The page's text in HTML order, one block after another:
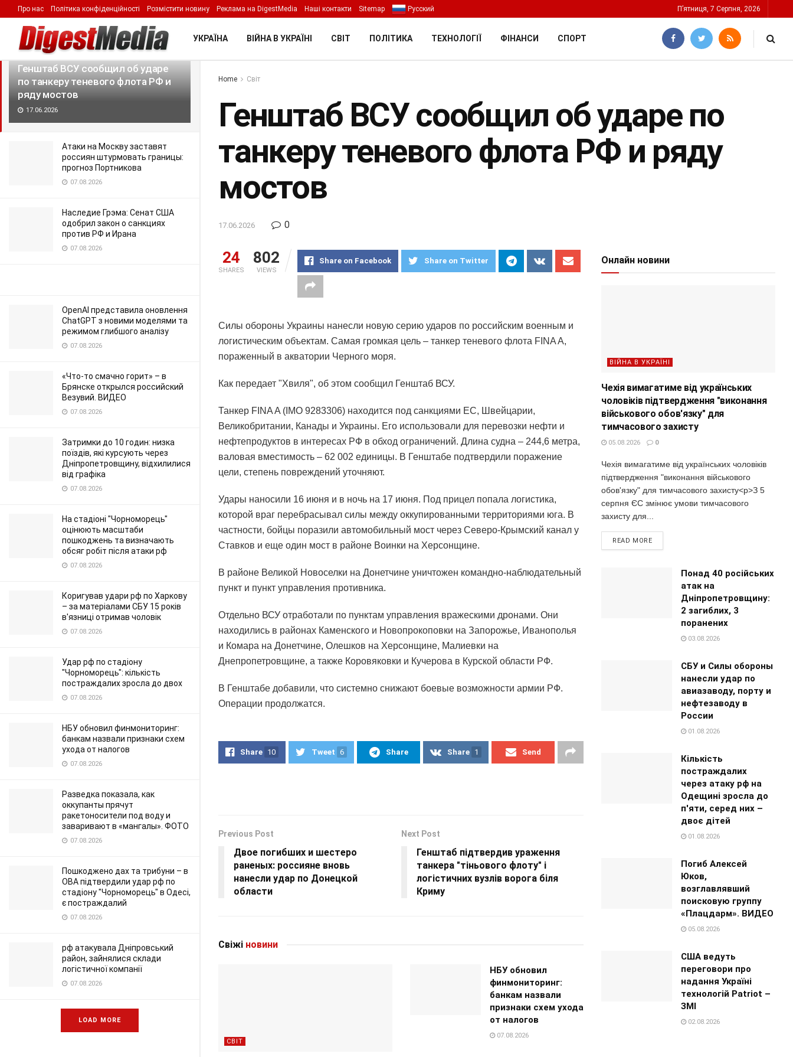
LATEST TRENDING Filter
Генштаб ВСУ сообщил об ударе
по танкеру теневого флота РФ и
ряду мостов
17.06.2026
Атаки на Москву заставят
россиян штурмовать границы:
прогноз Портникова
07.08.2026
Наследие Грэма: Сенат США
одобрил закон о санкциях
против РФ и Ирана
07.08.2026
OpenAI представила оновлення
ChatGPT з новими моделями та
режимом глибшого аналізу
07.08.2026
«Что-то смачно горит» – в
Брянске открылся российский
Везувий. ВИДЕО
07.08.2026
Затримки до 10 годин: низка
поїздів, які курсують через
Дніпропетровщину, відхилилися
від графіка
07.08.2026
На стадіоні "Чорноморець"
оцінюють масштаби
пошкоджень та визначають
обсяг робіт після атаки рф
07.08.2026
Коригував удари рф по Харкову
– за матеріалами СБУ 15 років
в'язниці отримав чоловік
07.08.2026
Удар рф по стадіону
"Чорноморець": кількість
постраждалих зросла до двох
07.08.2026
НБУ обновил финмониторинг:
банкам назвали признаки схем
ухода от налогов
07.08.2026
Разведка показала, как
оккупанты прячут
ракетоносители под воду и
заваривают в «мангалы». ФОТО
07.08.2026
Пошкоджено дах та трибуни – в
ОВА підтвердили удар рф по
стадіону "Чорноморець" в Одесі,
є постраждалий
07.08.2026
рф атакувала Дніпровський
район, зайнялися склади
логістичної компанії
07.08.2026
LOAD MORE
Про нас Політика конфіденційності Розмістити новину Реклама на DigestMedia Наші контакти Sitemap Русский П’ятниця, 7 Серпня, 2026
УКРАЇНА ВІЙНА В УКРАЇНІ СВІТ ПОЛІТИКА ТЕХНОЛОГІЇ ФІНАНСИ СПОРТ
Home Світ
Генштаб ВСУ сообщил об ударе по
танкеру теневого флота РФ и ряду
мостов
17.06.2026 0
24
SHARES
802
VIEWS
Share on Facebook Share on Twitter
Силы обороны Украины нанесли новую серию ударов по российским военным и
логистическим объектам. Самая громкая цель – танкер теневого флота FINA A,
пораженный в акватории Черного моря.
Как передает "Хвиля", об этом сообщил Генштаб ВСУ.
Танкер FINA A (IMO 9283306) находится под санкциями ЕС, Швейцарии,
Великобритании, Канады и Украины. Его использовали для перевозки нефти и
нефтепродуктов в интересах РФ в обход ограничений. Длина судна – 244,6 метра,
валовая вместимость – 62 002 единицы. В Генштабе подтвердили поражение
цели, степень повреждений уточняют.
Удары наносили 16 июня и в ночь на 17 июня. Под прицел попала логистика,
которой враг перебрасывал силы между оккупированными территориями юга. В
частности, бойцы поразили автомобильный мост через Северо-Крымский канал у
Ставков и еще один мост в районе Воинки на Херсонщине.
В районе Великой Новоселки на Донетчине уничтожен командно-наблюдательный
пункт и пункт управления противника.
Отдельно ВСУ отработали по пунктам управления вражескими дронами. Они
находились в районах Каменского и Новопрокоповки на Запорожье, Иванополья
и Комара на Донетчине, Олешков на Херсонщине, Малиевки на
Днепропетровщине, а также Коровяковки и Кучерова в Курской области РФ.
В Генштабе добавили, что системно снижают боевые возможности армии РФ.
Операции продолжатся.
Share 10 Tweet 6 Share Share 1 Send
Previous Post
Двое погибших и шестеро
раненых: россияне вновь
нанесли удар по Донецкой
области
Next Post
Генштаб підтвердив ураження
танкера "тіньового флоту" і
логістичних вузлів ворога біля
Криму
Свіжі новини
СВІТ
НБУ обновил
финмониторинг:
банкам назвали
признаки схем ухода
от налогов
07.08.2026
Онлайн новини
ВІЙНА В УКРАЇНІ
Чехія вимагатиме від українських
чоловіків підтвердження "виконання
військового обов'язку" для
тимчасового захисту
05.08.2026 0
Чехія вимагатиме від українських чоловіків
підтвердження "виконання військового
обов'язку" для тимчасового захисту<p>З 5
серпня ЄС змінює умови тимчасового
захисту для...
READ MORE
Понад 40 російських
атак на
Дніпропетровщину:
2 загиблих, 3
поранених
03.08.2026
СБУ и Силы обороны
нанесли удар по
авиазаводу, порту и
нефтезаводу в
России
01.08.2026
Кількість
постраждалих
через атаку рф на
Одещині зросла до
п'яти, серед них –
двоє дітей
01.08.2026
Погиб Алексей
Юков,
возглавлявший
поисковую группу
«Плацдарм». ВИДЕО
05.08.2026
США ведуть
переговори про
надання Україні
технологій Patriot –
ЗМІ
02.08.2026